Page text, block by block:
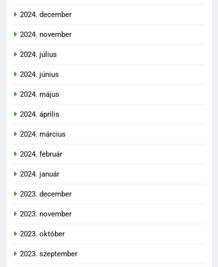
2024. december
2024. november
2024. július
2024. június
2024. május
2024. április
2024. március
2024. február
2024. január
2023. december
2023. november
2023. október
2023. szeptember